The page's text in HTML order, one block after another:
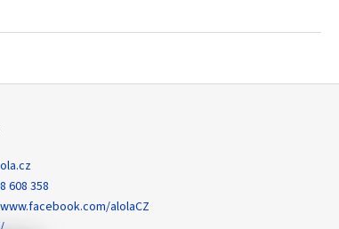
608 358
alolaCZ